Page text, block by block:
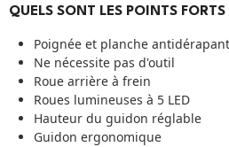
QUELS SONT LES POINTS FORTS
Poignée et planche
Ne nécessite pas d'outil
Roue arrière à frein
Roues lumineuses à 5 LED
Hauteur du guidon réglable
Guidon ergonomique